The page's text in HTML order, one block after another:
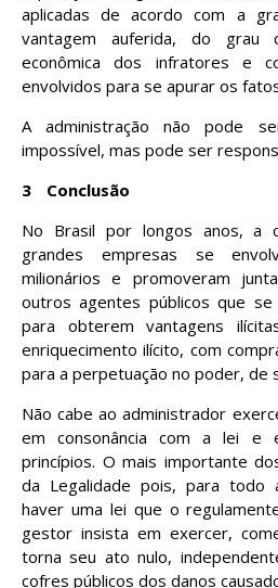
aplicadas de acordo com a
vantagem auferida, do grau
econômica dos infratores e
envolvidos para se apurar os
A administração não pode
impossível, mas pode ser
3
Conclusão
No Brasil por longos anos, a
grandes empresas se
milionários e promoveram
outros agentes públicos que se
para obterem vantagens
enriquecimento ilícito, com
para a perpetuação no poder, de
Não cabe ao administrador
em consonância com a lei e
princípios. O mais importante
da Legalidade pois, para todo
haver uma lei que o
gestor insista em exercer,
torna seu ato nulo,
cofres públicos dos danos